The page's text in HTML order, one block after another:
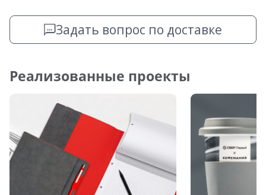
Задать вопрос по доставке
Реализованные проекты